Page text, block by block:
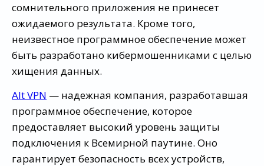
сомнительного приложения не принесет
ожидаемого результата. Кроме того,
неизвестное программное обеспечение может
быть разработано кибермошенниками с целью
хищения данных.
Alt VPN — надежная компания, разработавшая
программное обеспечение, которое
предоставляет высокий уровень защиты
подключения к Всемирной паутине. Оно
гарантирует безопасность всех устройств,